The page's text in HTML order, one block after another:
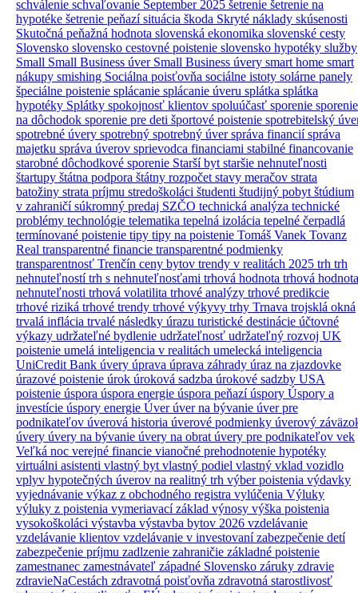
schválenie schvaľovanie September 2025 šetrenie šetrenie na
hypotéke šetrenie peňazísituácia škoda Skryté náklady skúsenosti
Skutočná peňažná hodnota slovenská ekonomika slovenské cesty
Slovensko slovensko cestovné poistenie slovensko hypotéky služby
Small Small Business úver Small Business úvery smart home smart
nákupy smishing Sociálna poisťovňa sociálne istoty solárne panely
špeciálne poistenie splácanie splácanie úveru splátka splátka
hypotéky Splátky spokojnosť klientov spoluúčasť sporenie sporenie
na dôchodok sporenie pre deti športové poistenie spotrebitelský
spotrebné úvery spotrebný spotrebný úverspráva financiíspráva
majetku správa úverov sprievodca financiami stabilné financovanie
starobné dôchodkové sporenie Starší byt staršie nehnuteľnosti
štartupy štátna podpora štátny rozpočet stavy meračov strata
batožiny strata príjmu stredoškoláci študenti študijný pobyt štúdium
v zahraničísúkromný predaj SZČO technická analýza technické
problémy technológie telematika tepelná izolácia tepelné čerpadlá
termínované poistenie tipy tipy na poistenie Tomáš Vanek Tovanz
Real transparentné financie transparentné podmienky
transparentnosť Trenčín ceny bytov trendy v realitách 2025 trh trh
nehnuteľnostítrh s nehnuteľnosťami trhová hodnota trhová hodnota
nehnuteľnosti trhová volatilita trhové analýzy trhové predikcie
trhové riziká trhové trendy trhové výkyvy trhy Trnava trojsklá okná
trvalá inflácia trvalé následky úrazu turistické destinácie účtovné
výkazy udržateľné bydlenie udržateľnosť udržateľný rozvoj UK
poistenie umelá inteligencia v realitách umelecká inteligencia
UniCredit Bank úvery úprava úprava záhrady úraz na zjazdovke
úrazové poistenie úrok úroková sadzba úrokové sadzby USA
poistenie úspora úspora energie úspora peňazíúspory Úspory a
investície úspory energie Úverúver na bývanie úver pre
podnikateľov úverová historia úverové podmienky úverový
úvery úvery na bývanie úvery na obrat úvery pre podnikateľov vek
Veľká noc verejné financie vianočné prehodnotenie hypotéky
virtuálni asistenti vlastný byt vlastný podiel vlastný vklad vozidlo
vplyv hypotečných úverov na realitný trh výber poistenia výdavky
vyjednávanie výkaz z obchodného registra vylúčenia Výluky
výluky z poistenia vymeriavací základ výnosy výška poistenia
vysokoškoláci výstavba výstavba bytov 2026 vzdelávanie
vzdelávanie klientov vzdelávanie v investovanízabezpečenie detí
zabezpečenie príjmu zadlzenie zahraničie základné poistenie
zamestnanec zamestnávateľ západné Slovensko záruky zdravie
zdravieNaCestách zdravotná poisťovňa zdravotná starostlivosť